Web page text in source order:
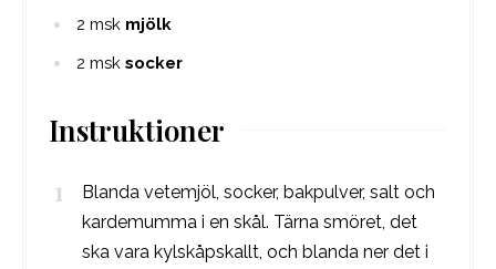
2 msk mjölk
2 msk socker
Instruktioner
Blanda vetemjöl, socker, bakpulver, salt och
kardemumma i en skål. Tärna smöret, det
ska vara kylskåpskallt, och blanda ner det i